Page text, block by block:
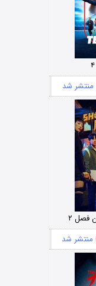
منتشر شد
فصل ۲
منتشر شد